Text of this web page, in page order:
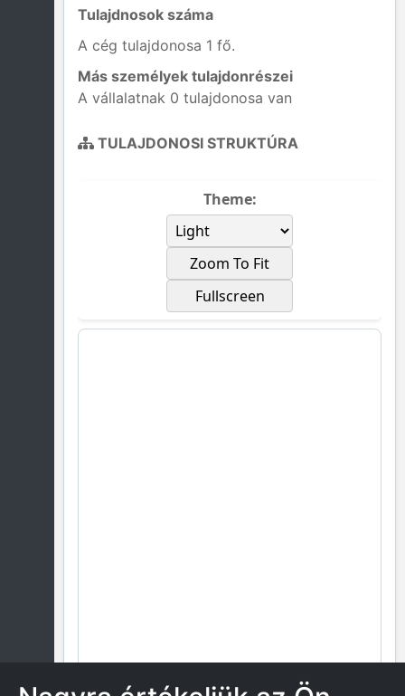
Tulajdnosok száma
A cég tulajdonosa 1 fő.
Más személyek tulajdonrészei
A vállalatnak 0 tulajdonosa van
TULAJDONOSI STRUKTÚRA
Theme:
Zoom To Fit
Fullscreen